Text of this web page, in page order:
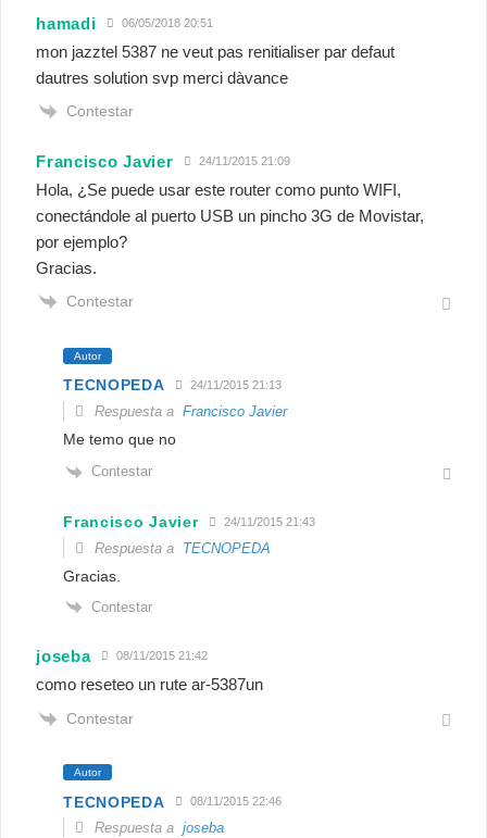
hamadi 06/05/2018 20:51
mon jazztel 5387 ne veut pas renitialiser par defaut
dautres solution svp merci dàvance
Contestar
Francisco Javier 24/11/2015 21:09
Hola, ¿Se puede usar este router como punto WIFI,
conectándole al puerto USB un pincho 3G de Movistar,
por ejemplo?
Gracias.
Contestar
Autor
TECNOPEDA 24/11/2015 21:13
Respuesta aFrancisco Javier
Me temo que no
Contestar
Francisco Javier 24/11/2015 21:43
Respuesta a TECNOPEDA
Gracias.
Contestar
joseba 08/11/2015 21:42
como reseteo un rute ar-5387un
Contestar
Autor
TECNOPEDA 08/11/2015 22:46
Respuesta ajoseba